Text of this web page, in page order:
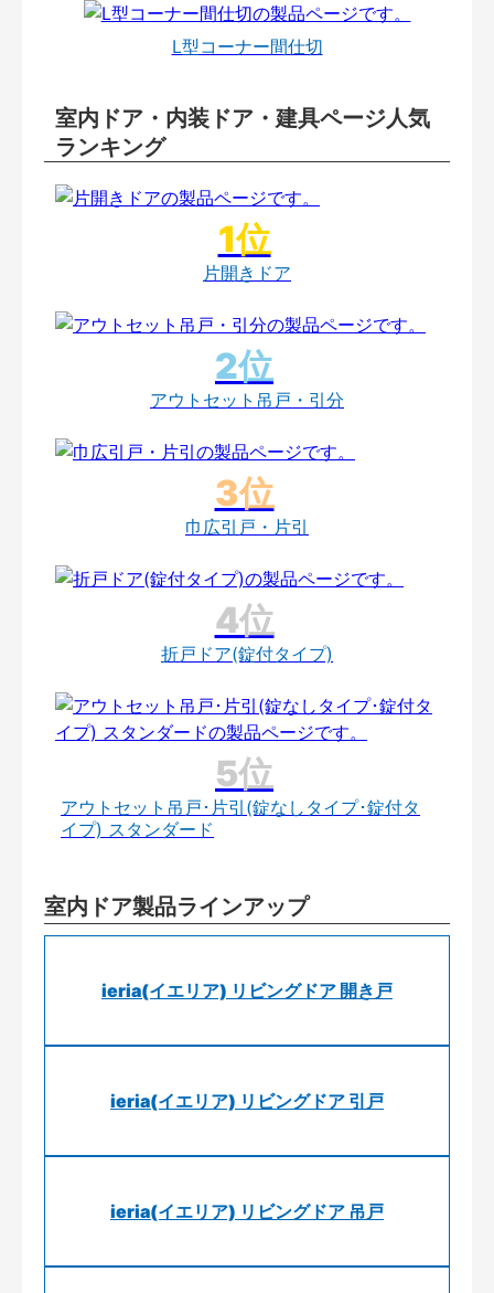
L型コーナー間仕切
室内ドア・内装ドア・建具ページ人気
ランキング
片開きドア
アウトセット吊戸・引分
巾広引戸・片引
折戸ドア(錠付タイプ)
アウトセット吊戸･片引(錠なしタイプ･錠付タ
イプ) スタンダード
室内ドア製品ラインアップ
ieria(イエリア) リビングドア 開き戸
ieria(イエリア) リビングドア 引戸
ieria(イエリア) リビングドア 吊戸